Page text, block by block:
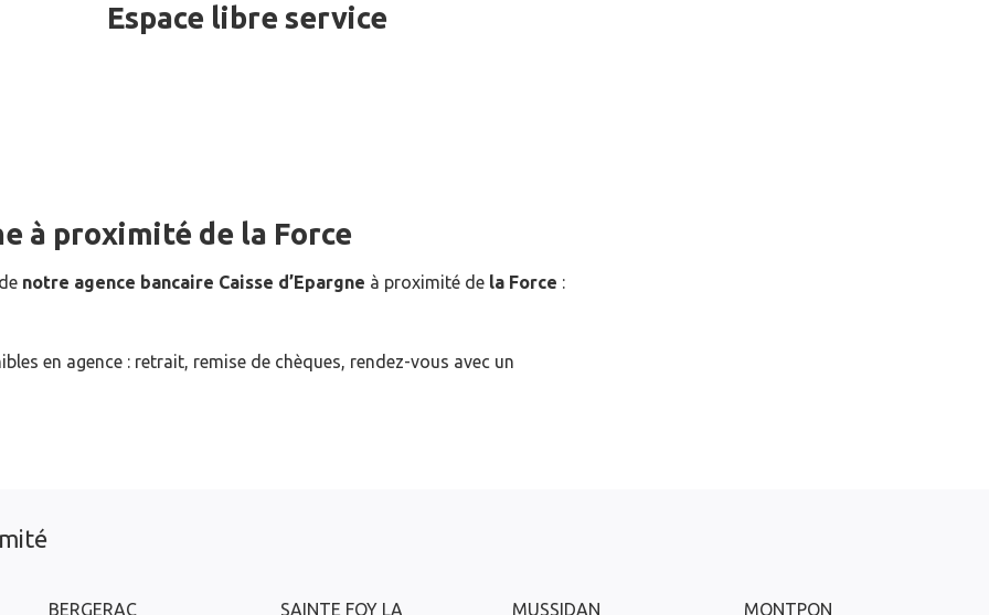
Espace libre service
à proximité de la Force
notre agence bancaire Caisse d’Epargne à proximité de la Force :
en agence : retrait, remise de chèques, rendez-vous avec un
BERGERAC SAINTE FOY LA MUSSIDAN MONTPON